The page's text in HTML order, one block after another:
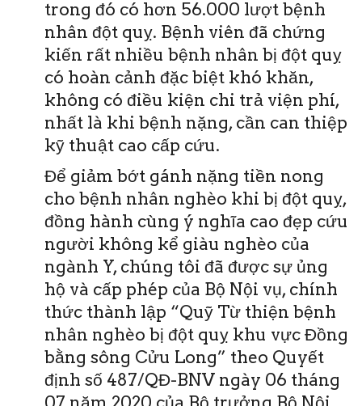
trong đó có hơn 56.000 lượt bệnh
nhân đột quỵ. Bệnh viên đã chứng
kiến rất nhiều bệnh nhân bị đột quỵ
có hoàn cảnh đặc biệt khó khăn,
không có điều kiện chi trả viện phí,
nhất là khi bệnh nặng, cần can thiệp
kỹ thuật cao cấp cứu.
Để giảm bớt gánh nặng tiền nong
cho bệnh nhân nghèo khi bị đột quỵ,
đồng hành cùng ý nghĩa cao đẹp cứu
người không kể giàu nghèo của
ngành Y, chúng tôi đã được sự ủng
hộ và cấp phép của Bộ Nội vụ, chính
thức thành lập “Quỹ Từ thiện bệnh
nhân nghèo bị đột quỵ khu vực Đồng
bằng sông Cửu Long” theo Quyết
định số 487/QĐ-BNV ngày 06 tháng